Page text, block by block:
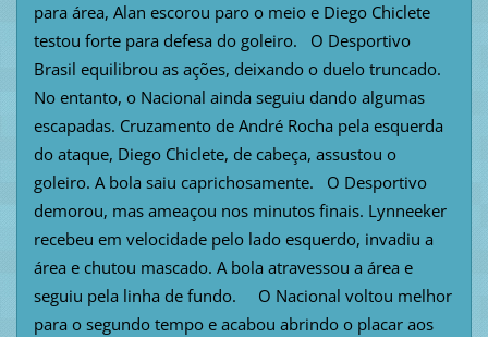
para área, Alan escorou paro o meio e Diego Chiclete
testou forte para defesa do goleiro. O Desportivo
Brasil equilibrou as ações, deixando o duelo truncado.
No entanto, o Nacional ainda seguiu dando algumas
escapadas. Cruzamento de André Rocha pela esquerda
do ataque, Diego Chiclete, de cabeça, assustou o
goleiro. A bola saiu caprichosamente. O Desportivo
demorou, mas ameaçou nos minutos finais. Lynneeker
recebeu em velocidade pelo lado esquerdo, invadiu a
área e chutou mascado. A bola atravessou a área e
seguiu pela linha de fundo. O Nacional voltou melhor
para o segundo tempo e acabou abrindo o placar aos